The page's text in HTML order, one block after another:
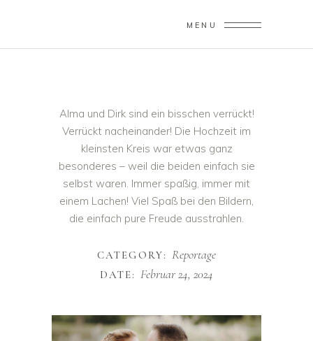
MENU
Alma und Dirk sind ein bisschen verrückt!
Verrückt nacheinander! Die Hochzeit im
kleinsten Kreis war etwas ganz
besonderes – weil die beiden einfach sie
selbst waren. Immer spaßig, immer mit
einem Lachen! Viel Spaß bei den Bildern,
die einfach pure Freude ausstrahlen.
CATEGORY: Reportage
DATE: Februar 24, 2024